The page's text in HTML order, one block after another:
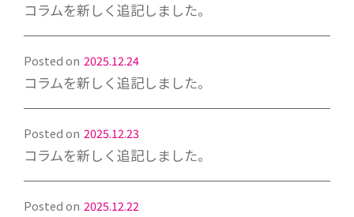
コラムを新しく追記しました。
Posted on 2025.12.24
コラムを新しく追記しました。
Posted on 2025.12.23
コラムを新しく追記しました。
Posted on 2025.12.22